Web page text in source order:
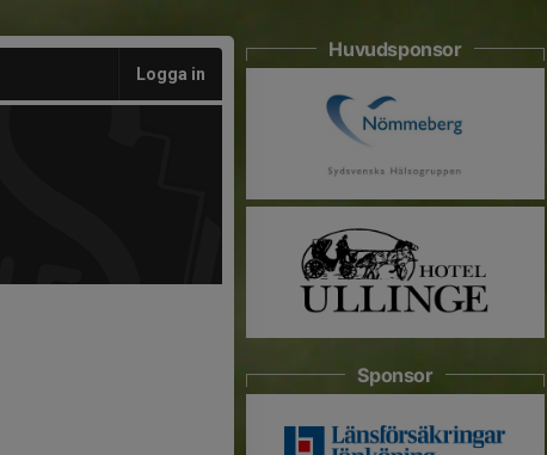
Logga in
Huvudsponsor
Sponsor